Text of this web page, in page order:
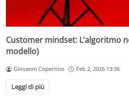
Customer mindset: L’algoritmo
modello)
Giovanni Copertino Feb 2, 2026 13:36
Leggi di più